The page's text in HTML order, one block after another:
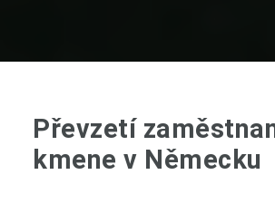
Převzetí
kmene v Německu